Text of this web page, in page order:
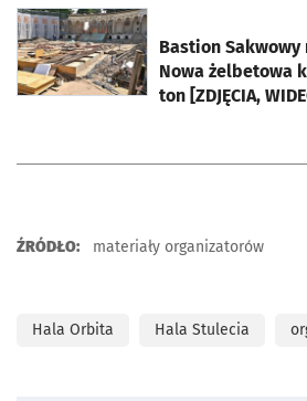
Bastion
Nowa żelbetowa
ton [ZDJĘCIA,
otworzy się w nowej karcie
ŹRÓDŁO: materiały organizatorów
Hala Orbita Hala Stulecia